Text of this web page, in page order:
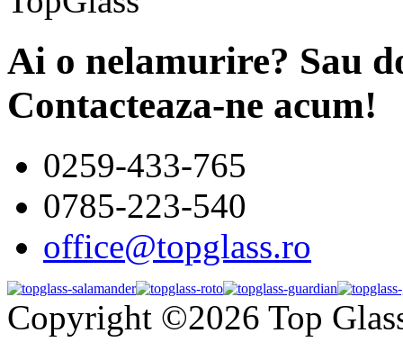
Ai o nelamurire? Sau
Contacteaza-ne acum!
0259-433-765
0785-223-540
office@topglass.ro
Copyright ©2026 Top